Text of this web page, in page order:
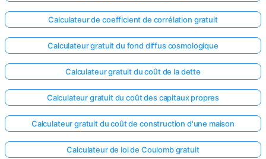
Calculateur de coefficient de corrélation gratuit
Calculateur gratuit du fond diffus cosmologique
Calculateur gratuit du coût de la dette
Calculateur gratuit du coût des capitaux propres
Calculateur gratuit du coût de construction d'une maison
Calculateur de loi de Coulomb gratuit